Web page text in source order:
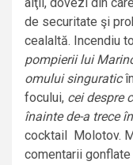
alţii, dovezi din
de securitate şi
cealaltă. Incendiu
pompierii lui
omului singuratic
focului, cei despre
înainte de-a trece
cocktail Molotov.
comentarii